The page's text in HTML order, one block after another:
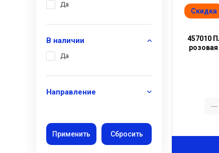
Да
В наличии
Да
Направление
Скидка
457010